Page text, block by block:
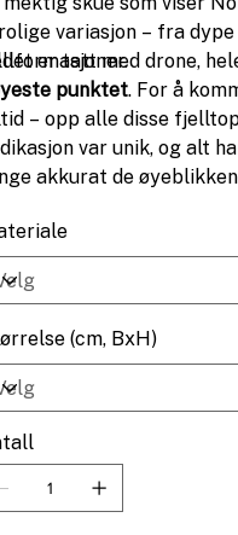
variasjon – fra
er tatt med drone,
punktet. For å
– opp alle disse
var unik, og alt
akkurat de
(cm, BxH)